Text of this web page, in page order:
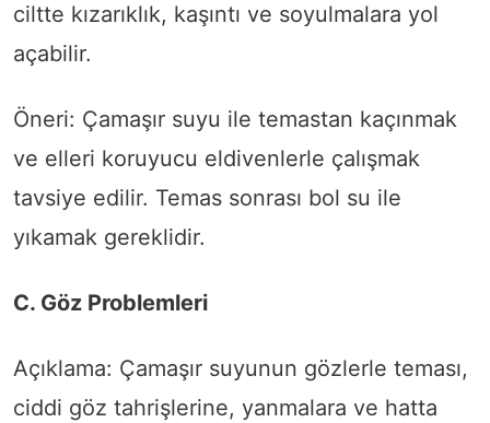
ciltte kızarıklık, kaşıntı ve soyulmalara yol
açabilir.
Öneri: Çamaşır suyu ile temastan kaçınmak
ve elleri koruyucu eldivenlerle çalışmak
tavsiye edilir. Temas sonrası bol su ile
yıkamak gereklidir.
C. Göz Problemleri
Açıklama: Çamaşır suyunun gözlerle teması,
ciddi göz tahrişlerine, yanmalara ve hatta